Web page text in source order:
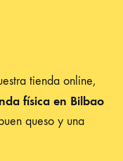
tienda online,
física en Bilbao
queso y una